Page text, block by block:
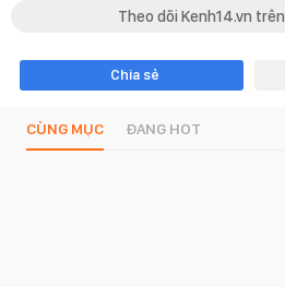
Theo dõi Kenh14.vn trên
Chia sẻ
CÙNG MỤC ĐANG HOT